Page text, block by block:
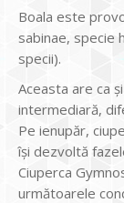
Boala este
sabinae, specie
specii).
Aceasta are ca
intermediară,
Pe ienupăr,
își dezvoltă
Ciuperca
următoarele